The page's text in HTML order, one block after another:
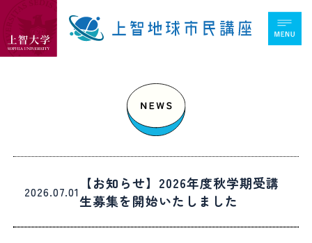
2026.07.01 【お知らせ】2026年度秋学期受講
生募集を開始いたしました